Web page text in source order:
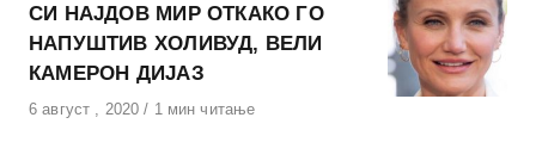
СИ НАЈДОВ МИР ОТКАКО ГО
НАПУШТИВ ХОЛИВУД, ВЕЛИ
КАМЕРОН ДИЈАЗ
Објавено
6 август , 2020 1 мин читање